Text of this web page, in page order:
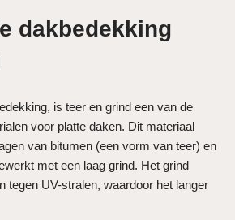
dakbedekking
is teer en grind een van de
voor platte daken. Dit materiaal
van bitumen (een vorm van teer) en
met een laag grind. Het grind
tegen UV-stralen, waardoor het langer